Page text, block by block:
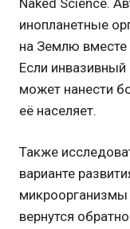
инопланетные
на Землю вместе
Если инвазивный
может нанести
её населяет.
Также
варианте
вернутся